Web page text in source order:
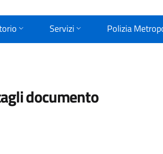
Servizi Polizia
documento